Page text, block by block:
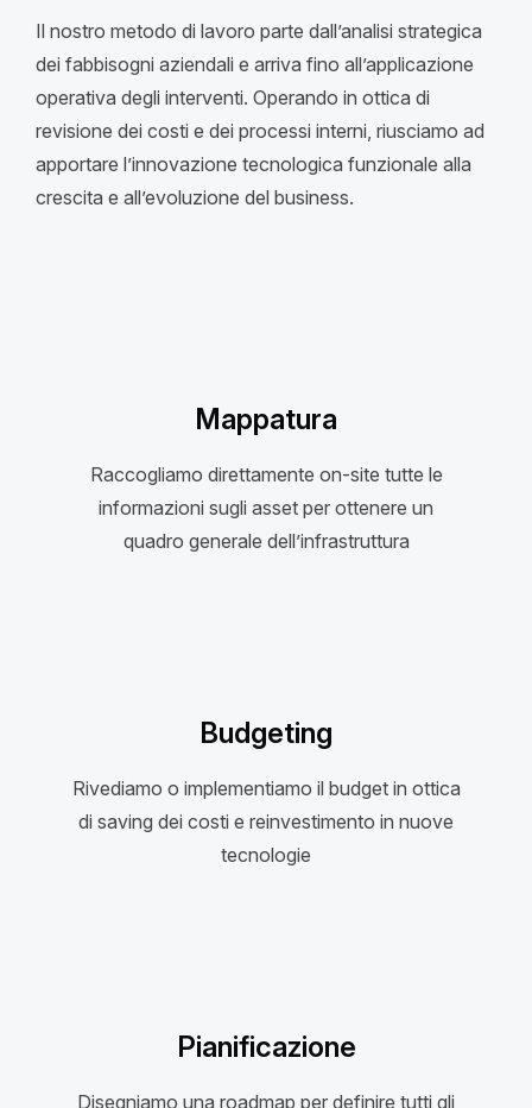
Il nostro metodo di lavoro parte dall’analisi strategica
dei fabbisogni aziendali e arriva fino all’applicazione
operativa degli interventi. Operando in ottica di
revisione dei costi e dei processi interni, riusciamo ad
apportare l’innovazione tecnologica funzionale alla
crescita e all’evoluzione del business.
Mappatura
Raccogliamo direttamente on-site tutte le
informazioni sugli asset per ottenere un
quadro generale dell’infrastruttura
Budgeting
Rivediamo o implementiamo il budget in ottica
di saving dei costi e reinvestimento in nuove
tecnologie
Pianificazione
Disegniamo una roadmap per definire tutti gli